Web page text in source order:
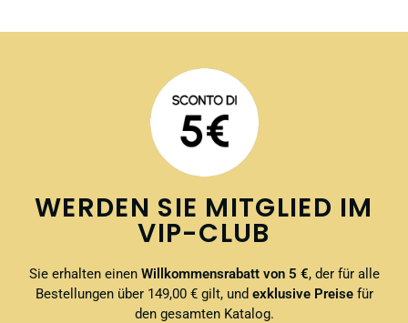
WERDEN SIE MITGLIED IM
VIP-CLUB
Sie erhalten einenWillkommensrabatt von 5 €, der für alle
Bestellungen über 149,00 € gilt, und exklusive Preisefür
den gesamten Katalog.